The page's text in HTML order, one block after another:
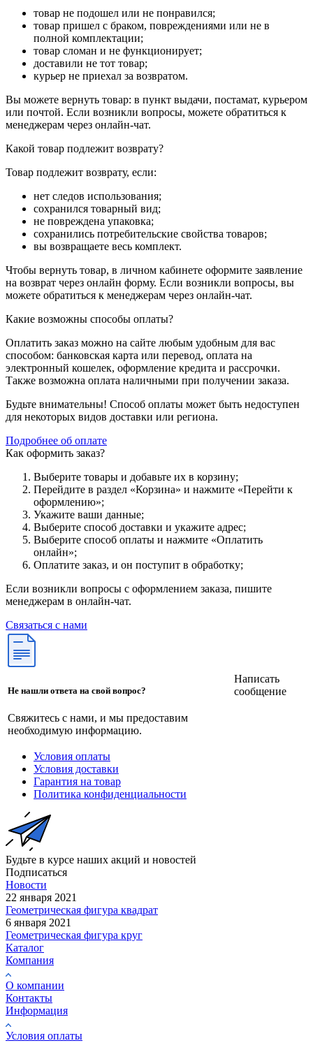
товар не подошел или не понравился;
товар пришел с браком, повреждениями или не в
полной комплектации;
товар сломан и не функционирует;
доставили не тот товар;
курьер не приехал за возвратом.
Вы можете вернуть товар: в пункт выдачи, постамат, курьером
или почтой. Если возникли вопросы, можете обратиться к
менеджерам через онлайн-чат.
Какой товар подлежит возврату?
Товар подлежит возврату, если:
нет следов использования;
сохранился товарный вид;
не повреждена упаковка;
сохранились потребительские свойства товаров;
вы возвращаете весь комплект.
Чтобы вернуть товар, в личном кабинете оформите заявление
на возврат через онлайн форму. Если возникли вопросы, вы
можете обратиться к менеджерам через онлайн-чат.
Какие возможны способы оплаты?
Оплатить заказ можно на сайте любым удобным для вас
способом: банковская карта или перевод, оплата на
электронный кошелек, оформление кредита и рассрочки.
Также возможна оплата наличными при получении заказа.
Будьте внимательны! Способ оплаты может быть недоступен
для некоторых видов доставки или региона.
Подробнее об оплате
Как оформить заказ?
Выберите товары и добавьте их в корзину;
Перейдите в раздел «Корзина» и нажмите «Перейти к
оформлению»;
Укажите ваши данные;
Выберите способ доставки и укажите адрес;
Выберите способ оплаты и нажмите «Оплатить
онлайн»;
Оплатите заказ, и он поступит в обработку;
Если возникли вопросы с оформлением заказа, пишите
менеджерам в онлайн-чат.
Связаться с нами
Не нашли ответа на свой вопрос?
Свяжитесь с нами, и мы предоставим
необходимую информацию.
Написать
сообщение
Условия оплаты
Условия доставки
Гарантия на товар
Политика конфиденциальности
Будьте в курсе наших акций и новостей
Подписаться
Новости
22 января 2021
Геометрическая фигура квадрат
6 января 2021
Геометрическая фигура круг
Каталог
Компания
О компании
Контакты
Информация
Условия оплаты